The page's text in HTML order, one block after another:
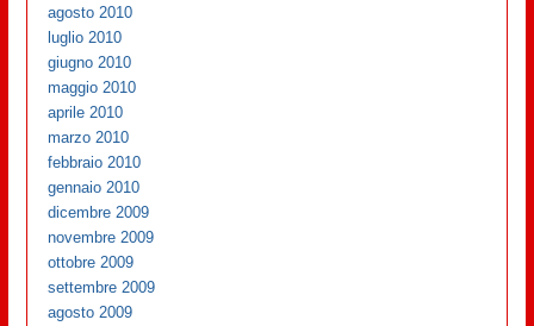
agosto 2010
luglio 2010
giugno 2010
maggio 2010
aprile 2010
marzo 2010
febbraio 2010
gennaio 2010
dicembre 2009
novembre 2009
ottobre 2009
settembre 2009
agosto 2009